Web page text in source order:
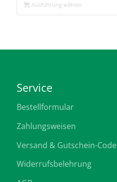
Ausführung wählen
Service
Bestellformular
Zahlungsweisen
Versand & Gutschein-Code
Widerrufsbelehrung